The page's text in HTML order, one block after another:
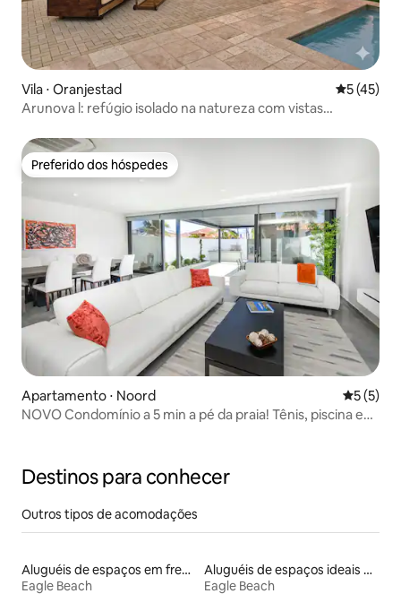
Vila ⋅ Oranjestad 5 de uma
5 (45)
Arunova l: refúgio isolado na natureza com vistas
Preferido dos hóspedes
Preferido dos hóspedes
Apartamento ⋅ Noord 5 de
5 (5)
NOVO Condomínio a 5 min a pé da praia! Tênis, piscina e
Destinos para conhecer
Outros tipos de acomodações
Aluguéis de espaços em frente à praia
Eagle Beach
Aluguéis de espaços ideais para famílias
Eagle Beach